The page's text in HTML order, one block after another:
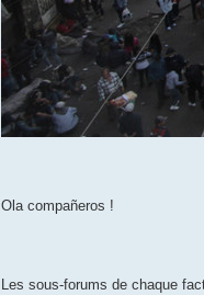
Ola compañeros !
Les sous-forums de chaque